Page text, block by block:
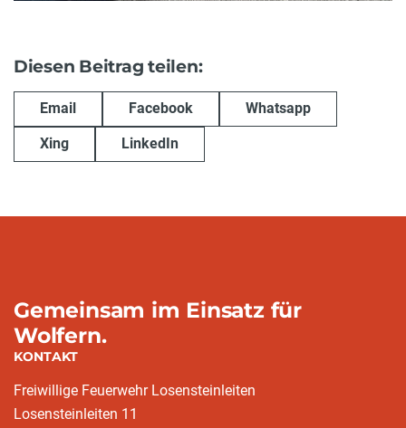
Diesen Beitrag teilen:
Email Facebook Whatsapp
Xing LinkedIn
Gemeinsam im Einsatz für
Wolfern.
KONTAKT
Freiwillige Feuerwehr Losensteinleiten
Losensteinleiten 11